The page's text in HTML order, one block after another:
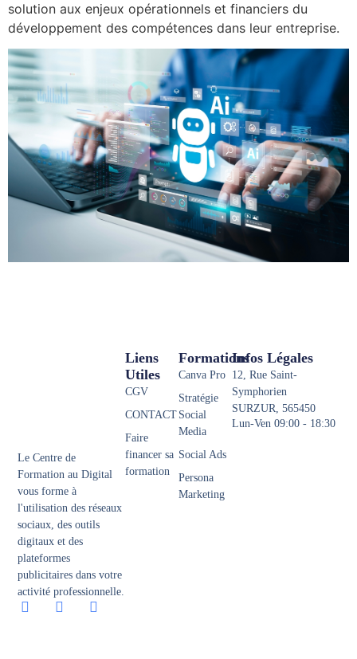
solution aux enjeux opérationnels et financiers du
développement des compétences dans leur entreprise.
Le Centre de
Formation au Digital
vous forme à
l'utilisation des réseaux
sociaux, des outils
digitaux et des
plateformes
publicitaires dans votre
activité professionnelle.
Formations
Canva Pro
Stratégie
Social
Media
Social Ads
Persona
Marketing
Liens
Utiles
CGV
CONTACT
Faire
financer sa
formation
Infos Légales
12, Rue Saint-
Symphorien
SURZUR, 565450
Lun-Ven 09:00 - 18:30